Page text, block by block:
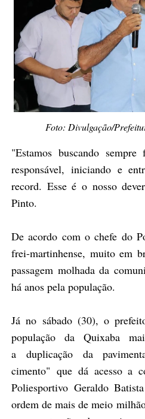
Foto: Divulgação/
"Estamos buscando
responsável, iniciando e
record. Esse é o nosso
Pinto.
De acordo com o chefe do
frei-martinhense, muito em
passagem molhada da
há anos pela população.
Já no sábado (30), o
população da Quixaba
aduplicação da
cimento" que dá acesso a
Poliesportivo Geraldo
ordem de mais de meio